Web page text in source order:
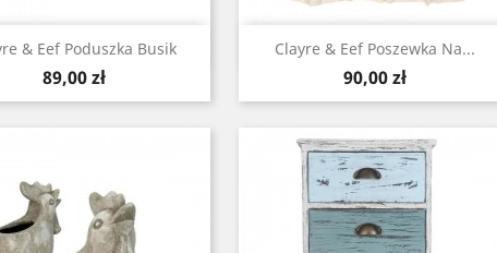
& Eef Poduszka Busik
Cena
89,00 zł
Szybki podgląd Clayre & Eef Poszewka Na...
Cena
90,00 zł
Szybki podgląd